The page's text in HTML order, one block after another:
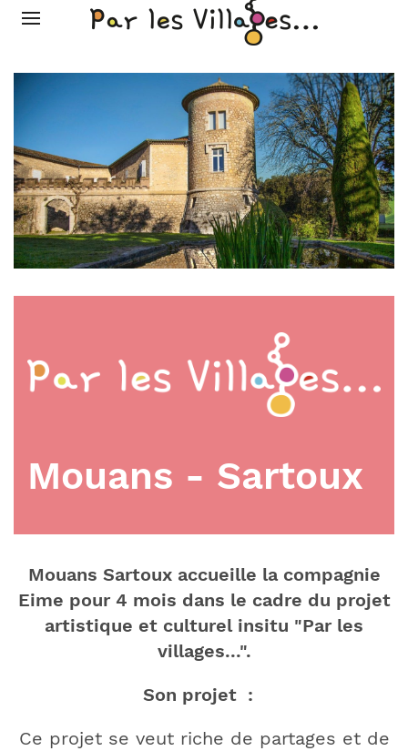
Mouans - Sartoux
Mouans Sartoux accueille la compagnie
Eime pour 4 mois dans le cadre du projet
artistique et culturel insitu "Par les
villages...".
Son projet :
Ce projet se veut riche de partages et de